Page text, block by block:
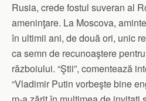
Rusia, crede fostul suveran al
ameninţare. La Moscova,
în ultimii ani, de două ori, unic
ca semn de recunoaştere
războiului. “Ştii”, comentează
“Vladimir Putin vorbeşte bine